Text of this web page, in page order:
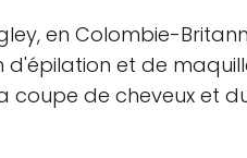
en Colombie-
et de
coupe de cheveux et